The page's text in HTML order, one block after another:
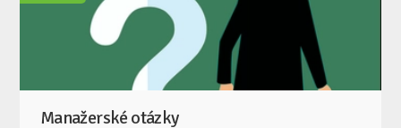
Manažerské otázky
Život manažera, ať je to žena nebo muž, vypadá na první
benefity.... Jenže na vrcholu taky pěkně fouká a to se hodí